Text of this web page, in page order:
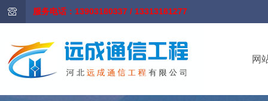
服务电话：13903180337 / 13313181277
网